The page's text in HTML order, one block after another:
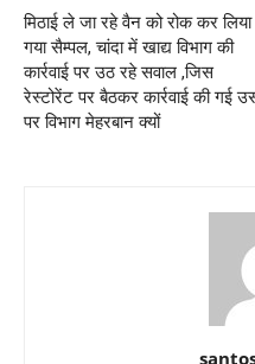
मिठाई ले जा रहे वैन को रोक कर लिया
गया सैम्पल, चांदा में खाद्य विभाग की
कार्रवाई पर उठ रहे सवाल ,जिस
रेस्टोरेंट पर बैठकर कार्रवाई की गई
पर विभाग मेहरबान क्यों